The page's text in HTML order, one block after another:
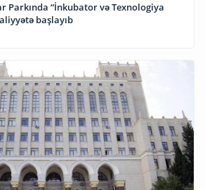
Parkında “İnkubator və Texnologiya
Mərkəzi” fəaliyyətə başlayıb